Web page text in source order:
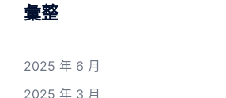
彙整
2025 年 6 月
2025 年 3 月